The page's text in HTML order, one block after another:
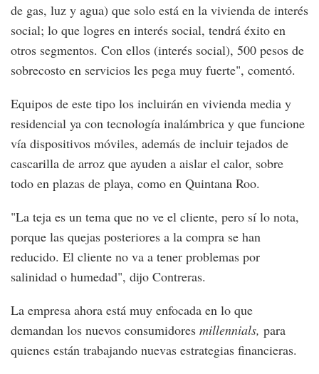
de gas, luz y agua) que solo está en la vivienda de interés
social; lo que logres en interés social, tendrá éxito en
otros segmentos. Con ellos (interés social), 500 pesos de
sobrecosto en servicios les pega muy fuerte", comentó.
Equipos de este tipo los incluirán en vivienda media y
residencial ya con tecnología inalámbrica y que funcione
vía dispositivos móviles, además de incluir tejados de
cascarilla de arroz que ayuden a aislar el calor, sobre
todo en plazas de playa, como en Quintana Roo.
"La teja es un tema que no ve el cliente, pero sí lo nota,
porque las quejas posteriores a la compra se han
reducido. El cliente no va a tener problemas por
salinidad o humedad", dijo Contreras.
La empresa ahora está muy enfocada en lo que
demandan los nuevos consumidores millennials, para
quienes están trabajando nuevas estrategias financieras.